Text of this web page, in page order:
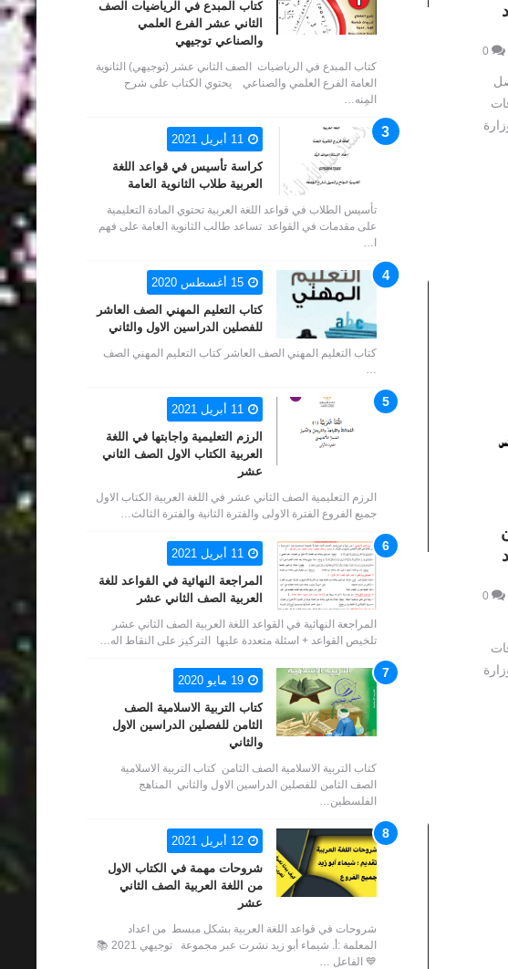
0
0
كتاب المبدع في الرياضيات الصف
الثاني عشر الفرع العلمي
والصناعي توجيهي
كتاب المبدع في الرياضيات الصف الثاني عشر (توجيهي) الثانوية
العامة الفرع العلمي والصناعي يحتوي الكتاب على شرح
المِنه…
11 أبريل 2021
كراسة تأسيس في قواعد اللغة
العربية طلاب الثانوية العامة
تأسيس الطلاب في قواعد اللغة العربية تحتوي المادة التعليمية
على مقدمات في القواعد تساعد طالب الثانوية العامة على فهم
ا…
15 أغسطس 2020
كتاب التعليم المهني الصف العاشر
للفصلين الدراسين الاول والثاني
كتاب التعليم المهني الصف العاشر كتاب التعليم المهني الصف
…
11 أبريل 2021
الرزم التعليمية واجابتها في اللغة
العربية الكتاب الاول الصف الثاني
عشر
الرزم التعليمية الصف الثاني عشر في اللغة العربية الكتاب الاول
جميع الفروع الفترة الاولى والفترة الثانية والفترة الثالث…
11 أبريل 2021
المراجعة النهائية في القواعد للغة
العربية الصف الثاني عشر
المراجعة النهائية في القواعد اللغة العربية الصف الثاني عشر
تلخيص القواعد + اسئلة متعددة عليها التركيز على النقاط اله…
19 مايو 2020
كتاب التربية الاسلامية الصف
الثامن للفصلين الدراسين الاول
والثاني
كتاب التربية الاسلامية الصف الثامن كتاب التربية الاسلامية
الصف الثامن للفصلين الدراسين الاول والثاني المناهج
الفلسطين…
12 أبريل 2021
شروحات مهمة في الكتاب الاول
من اللغة العربية الصف الثاني
عشر
شروحات في قواعد اللغة العربية بشكل مبسط من اعداد
المعلمة :أ. شيماء أبو زيد نشرت عبر مجموعة توجيهي 2021 📚
💙 الفاعل …